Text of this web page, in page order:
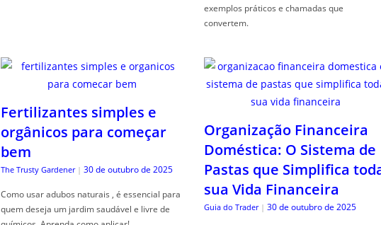
exemplos práticos e chamadas que
convertem.
Fertilizantes simples e
orgânicos para começar
bem
The Trusty Gardener | 30 de outubro de 2025
Como usar adubos naturais , é essencial para
quem deseja um jardim saudável e livre de
Organização Financeira
Doméstica: O Sistema de
Pastas que Simplifica
sua Vida Financeira
Guia do Trader | 30 de outubro de 2025